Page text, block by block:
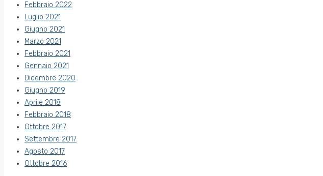
Febbraio 2022
Luglio 2021
Giugno 2021
Marzo 2021
Febbraio 2021
Gennaio 2021
Dicembre 2020
Giugno 2019
Aprile 2018
Febbraio 2018
Ottobre 2017
Settembre 2017
Agosto 2017
Ottobre 2016